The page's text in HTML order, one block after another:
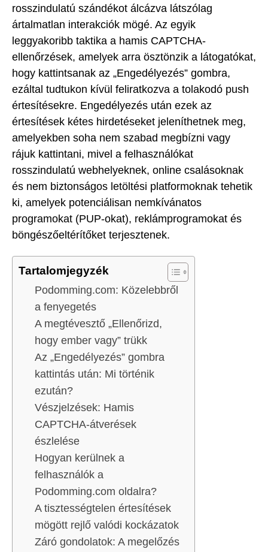
rosszindulatú szándékot álcázva látszólag
ártalmatlan interakciók mögé. Az egyik
leggyakoribb taktika a hamis CAPTCHA-
ellenőrzések, amelyek arra ösztönzik a látogatókat,
hogy kattintsanak az „Engedélyezés” gombra,
ezáltal tudtukon kívül feliratkozva a tolakodó push
értesítésekre. Engedélyezés után ezek az
értesítések kétes hirdetéseket jeleníthetnek meg,
amelyekben soha nem szabad megbízni vagy
rájuk kattintani, mivel a felhasználókat
rosszindulatú webhelyeknek, online csalásoknak
és nem biztonságos letöltési platformoknak tehetik
ki, amelyek potenciálisan nemkívánatos
programokat (PUP-okat), reklámprogramokat és
böngészőeltérítőket terjesztenek.
Tartalomjegyzék
Podomming.com: Közelebbről
a fenyegetés
A megtévesztő „Ellenőrizd,
hogy ember vagy” trükk
Az „Engedélyezés” gombra
kattintás után: Mi történik
ezután?
Vészjelzések: Hamis
CAPTCHA-átverések
észlelése
Hogyan kerülnek a
felhasználók a
Podomming.com oldalra?
A tisztességtelen értesítések
mögött rejlő valódi kockázatok
Záró gondolatok: A megelőzés